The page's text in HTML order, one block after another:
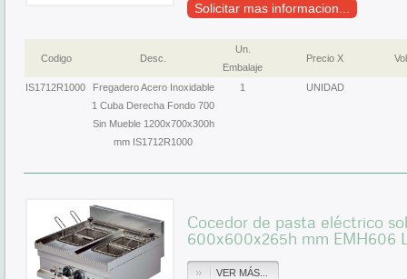
Solicitar mas informacion...
Codigo Desc.
Un.
Embalaje
Precio X
IS1712R1000
Fregadero Acero Inoxidable
1 Cuba Derecha Fondo 700
Sin Mueble 1200x700x300h
mm IS1712R1000
1 UNIDAD
Cocedor de pasta eléctrico
600x600x265h mm EMH606
VER MÁS...